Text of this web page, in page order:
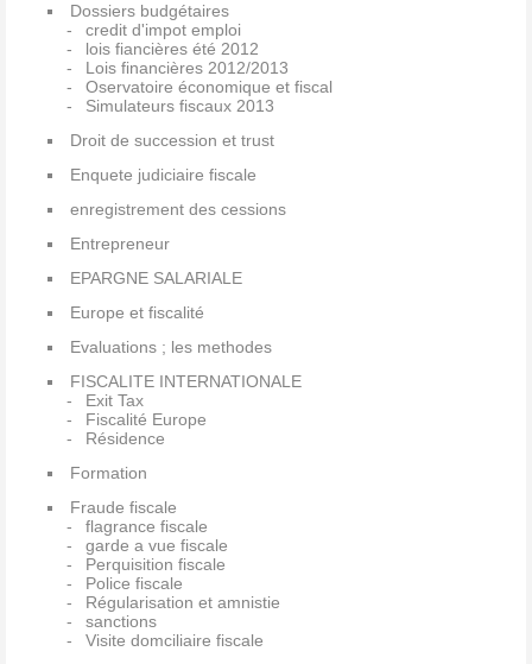
Dossiers budgétaires
credit d'impot emploi
lois fiancières été 2012
Lois financières 2012/2013
Oservatoire économique et fiscal
Simulateurs fiscaux 2013
Droit de succession et trust
Enquete judiciaire fiscale
enregistrement des cessions
Entrepreneur
EPARGNE SALARIALE
Europe et fiscalité
Evaluations ; les methodes
FISCALITE INTERNATIONALE
Exit Tax
Fiscalité Europe
Résidence
Formation
Fraude fiscale
flagrance fiscale
garde a vue fiscale
Perquisition fiscale
Police fiscale
Régularisation et amnistie
sanctions
Visite domciliaire fiscale